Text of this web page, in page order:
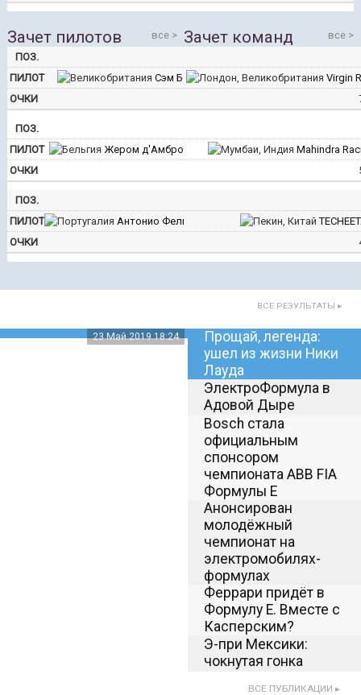
все
Зачет пилотов
Сэм Бёрд
Жером д'Амброзио
Антонио Феликс да Кошта
все
Зачет команд
Virgin
Mahindra
ВСЕ РЕЗУЛЬТАТЫ ▸
23 Май 2019 18:24
Прощай, легенда:
ушел из жизни Ники
Лауда
ЭлектроФормула в
Адовой Дыре
Bosch стала
официальным
спонсором
чемпионата ABB FIA
Формулы E
Анонсирован
молодёжный
чемпионат на
электромобилях-
формулах
Феррари придёт в
Формулу Е. Вместе с
Касперским?
Э-при Мексики:
чокнутая гонка
ВСЕ ПУБЛИКАЦИИ ▸